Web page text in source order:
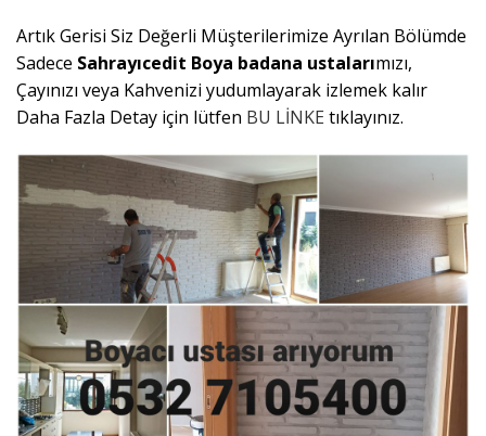
Artık Gerisi Siz Değerli Müşterilerimize Ayrılan Bölümde
Sadece Sahrayıcedit Boya badana ustalarımızı,
Çayınızı veya Kahvenizi yudumlayarak izlemek kalır
Daha Fazla Detay için lütfen BU LİNKE tıklayınız.